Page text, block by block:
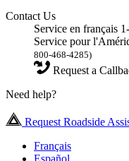
Contact Us
Service en français
Service pour
800-468-4285)
Request a
Need help?
Request Roadside
Français
Español